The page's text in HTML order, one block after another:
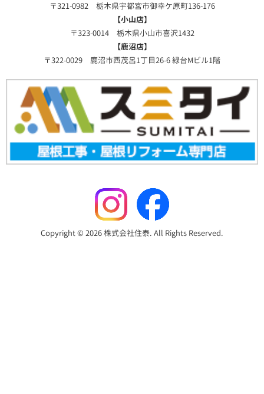
〒321-0982 栃木県宇都宮市御幸ケ原町136-176
【小山店】
〒323-0014 栃木県小山市喜沢1432
【鹿沼店】
〒322-0029 鹿沼市西茂呂1丁目26-6 緑台Mビル1階
Copyright © 2026 株式会社住泰. All Rights Reserved.